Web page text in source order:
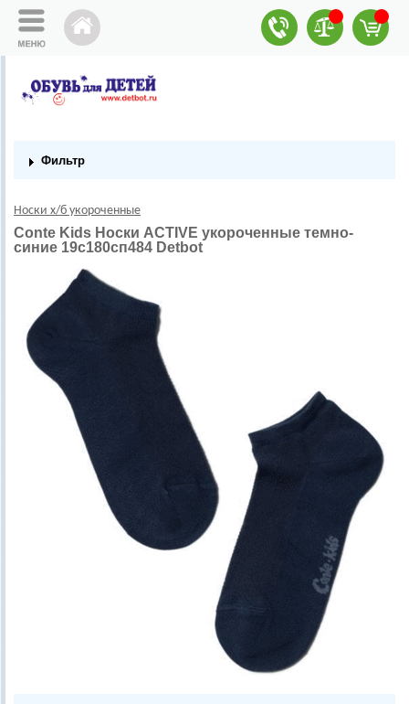
Фильтр
Носки х/б укороченные
Conte Kids Носки ACTIVE укороченные темно-
синие 19с180сп484 Detbot